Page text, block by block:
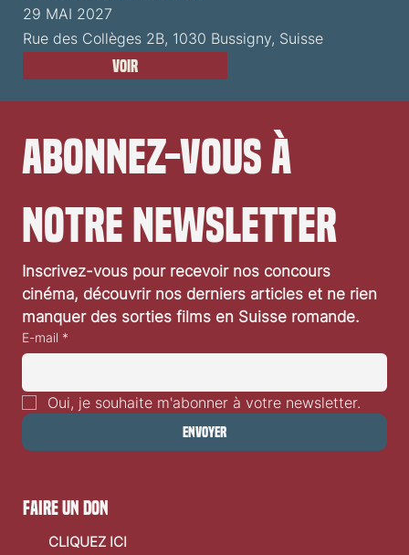
29 MAI 2027
Rue des Collèges 2B, 1030 Bussigny, Suisse
Voir
Abonnez-vous à
notre newsletter
Inscrivez-vous pour recevoir nos concours
cinéma, découvrir nos derniers articles et ne rien
manquer des sorties films en Suisse romande.
E-mail *
Oui, je souhaite m'abonner à votre newsletter.
Envoyer
faire un don
CLIQUEZ ICI